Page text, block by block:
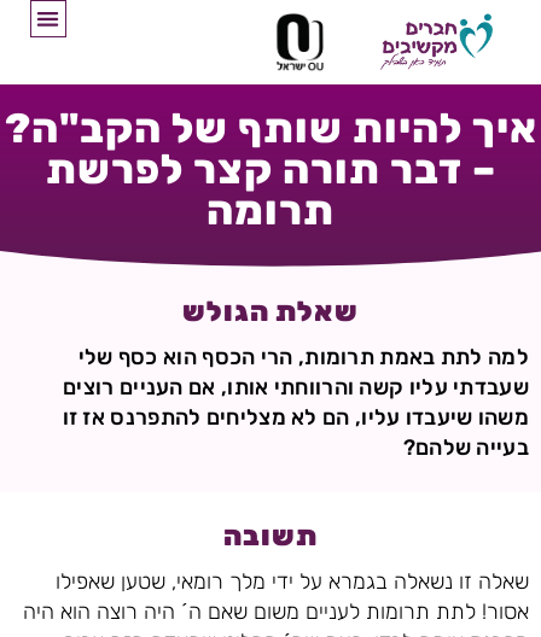
איך להיות שותף של הקב"ה?
– דבר תורה קצר לפרשת
תרומה
שאלת הגולש
למה לתת באמת תרומות, הרי הכסף הוא כסף שלי
שעבדתי עליו קשה והרווחתי אותו, אם העניים רוצים
משהו שיעבדו עליו, הם לא מצליחים להתפרנס אז זו
בעייה שלהם?
תשובה
שאלה זו נשאלה בגמרא על ידי מלך רומאי, שטען שאפילו
אסור! לתת תרומות לעניים משום שאם ה´ היה רוצה הוא היה